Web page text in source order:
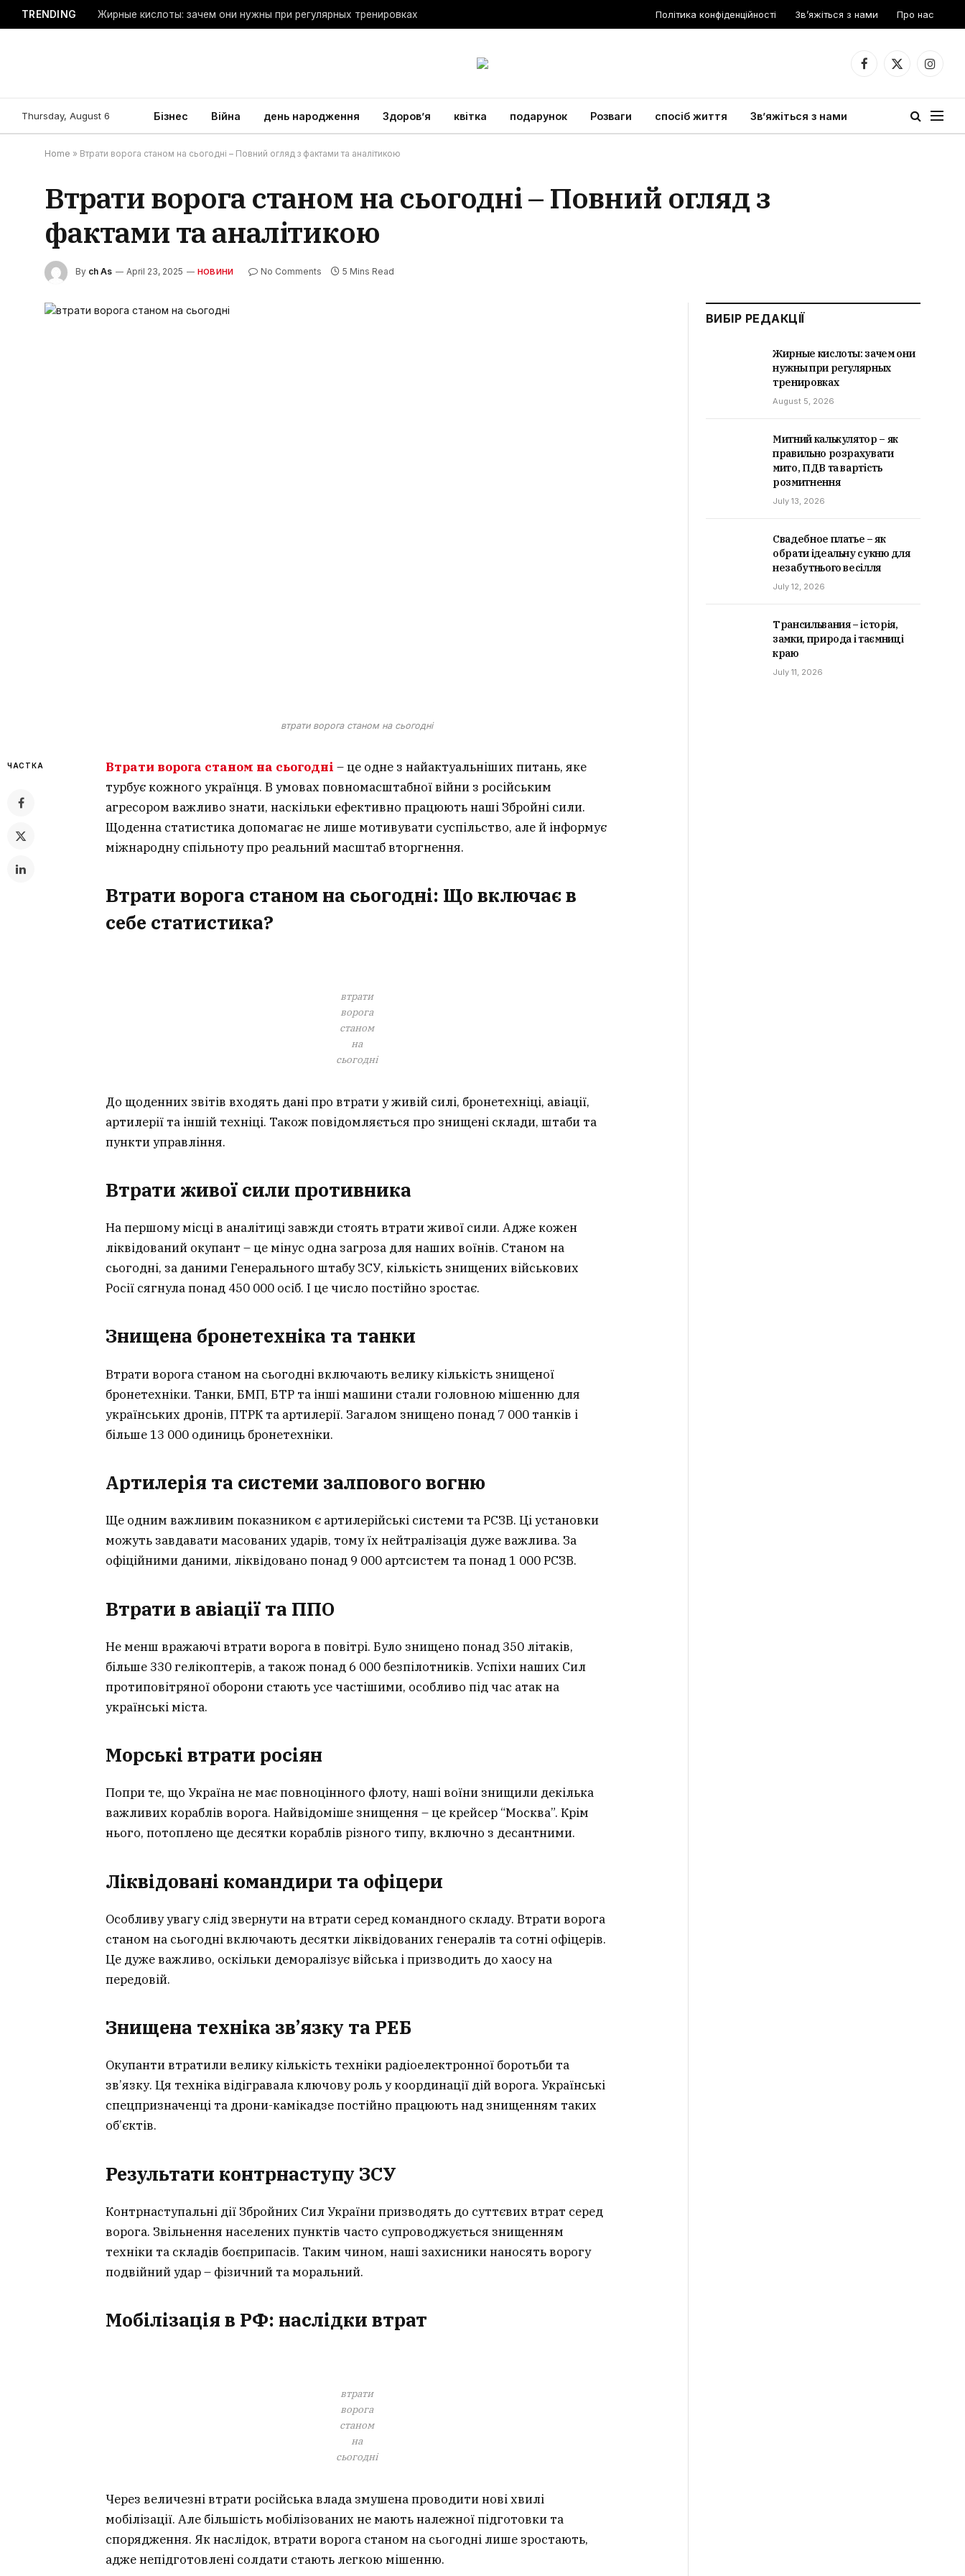
TRENDING Жирные кислоты: зачем они нужны при регулярных тренировках Політика конфіденційності Зв’яжіться з нами Про нас
Facebook
X
Thursday, August 6 Бізнес Війна день народження Здоров’я квітка подарунок Розваги спосіб життя Зв’яжіться з нами
Home » Втрати ворога станом на сьогодні – Повний огляд з фактами та аналітикою
Втрати ворога станом на сьогодні – Повний огляд з
фактами та аналітикою
By ch As April 23, 2025 НОВИНИ No Comments 5 Mins Read
втрати ворога станом на сьогодні
ЧАСТКА Втрати ворога станом на сьогодні – це одне з найактуальніших питань, яке
турбує кожного українця. В умовах повномасштабної війни з російським
агресором важливо знати, наскільки ефективно працюють наші Збройні сили.
Щоденна статистика допомагає не лише мотивувати суспільство, але й інформує
міжнародну спільноту про реальний масштаб вторгнення.
Втрати ворога станом на сьогодні: Що включає в
себе статистика?
втрати
ворога
станом
на
сьогодні
До щоденних звітів входять дані про втрати у живій силі, бронетехніці, авіації,
артилерії та іншій техніці. Також повідомляється про знищені склади, штаби та
пункти управління.
Втрати живої сили противника
На першому місці в аналітиці завжди стоять втрати живої сили. Адже кожен
ліквідований окупант – це мінус одна загроза для наших воїнів. Станом на
сьогодні, за даними Генерального штабу ЗСУ, кількість знищених військових
Росії сягнула понад 450 000 осіб. І це число постійно зростає.
Знищена бронетехніка та танки
Втрати ворога станом на сьогодні включають велику кількість знищеної
бронетехніки. Танки, БМП, БТР та інші машини стали головною мішенню для
українських дронів, ПТРК та артилерії. Загалом знищено понад 7 000 танків і
більше 13 000 одиниць бронетехніки.
Артилерія та системи залпового вогню
Ще одним важливим показником є артилерійські системи та РСЗВ. Ці установки
можуть завдавати масованих ударів, тому їх нейтралізація дуже важлива. За
офіційними даними, ліквідовано понад 9 000 артсистем та понад 1 000 РСЗВ.
Втрати в авіації та ППО
Не менш вражаючі втрати ворога в повітрі. Було знищено понад 350 літаків,
більше 330 гелікоптерів, а також понад 6 000 безпілотників. Успіхи наших Сил
протиповітряної оборони стають усе частішими, особливо під час атак на
українські міста.
Морські втрати росіян
Попри те, що Україна не має повноцінного флоту, наші воїни знищили декілька
важливих кораблів ворога. Найвідоміше знищення – це крейсер “Москва”. Крім
нього, потоплено ще десятки кораблів різного типу, включно з десантними.
Ліквідовані командири та офіцери
Особливу увагу слід звернути на втрати серед командного складу. Втрати ворога
станом на сьогодні включають десятки ліквідованих генералів та сотні офіцерів.
Це дуже важливо, оскільки деморалізує війська і призводить до хаосу на
передовій.
Знищена техніка зв’язку та РЕБ
Окупанти втратили велику кількість техніки радіоелектронної боротьби та
зв’язку. Ця техніка відігравала ключову роль у координації дій ворога. Українські
спецпризначенці та дрони-камікадзе постійно працюють над знищенням таких
об’єктів.
Результати контрнаступу ЗСУ
Контрнаступальні дії Збройних Сил України призводять до суттєвих втрат серед
ворога. Звільнення населених пунктів часто супроводжується знищенням
техніки та складів боєприпасів. Таким чином, наші захисники наносять ворогу
подвійний удар – фізичний та моральний.
Мобілізація в РФ: наслідки втрат
втрати
ворога
станом
на
сьогодні
Через величезні втрати російська влада змушена проводити нові хвилі
мобілізації. Але більшість мобілізованих не мають належної підготовки та
спорядження. Як наслідок, втрати ворога станом на сьогодні лише зростають,
адже непідготовлені солдати стають легкою мішенню.
ВИБІР РЕДАКЦІЇ
Жирные кислоты: зачем они
нужны при регулярных
тренировках
August 5, 2026
Митний калькулятор – як
правильно розрахувати
мито, ПДВ та вартість
розмитнення
July 13, 2026
Свадебное платье – як
обрати ідеальну сукню для
незабутнього весілля
July 12, 2026
Трансильвания – історія,
замки, природа і таємниці
краю
July 11, 2026